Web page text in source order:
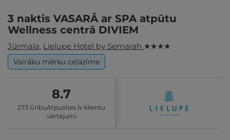
3 naktis VASARĀ ar SPA atpūtu
Wellness centrā DIVIEM
Jūrmala, Lielupe Hotel by Semarah ★ ★ ★ ★
Vairāku mērķu ceļazīme
8.7
273 GribuAtpusties.lv klientu
vērtējumi